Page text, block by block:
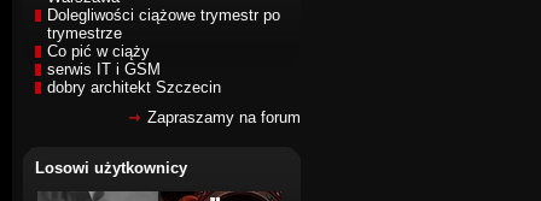
Dolegliwości ciążowe trymestr po
trymestrze
Co pić w ciąży
serwis IT i GSM
dobry architekt Szczecin
Zapraszamy na forum
Losowi użytkownicy